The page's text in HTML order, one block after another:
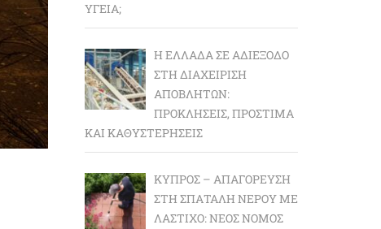
ΥΓΕΊΑ;
Η ΕΛΛΆΔΑ ΣΕ ΑΔΙΈΞΟΔΟ
ΣΤΗ ΔΙΑΧΕΊΡΙΣΗ
ΑΠΟΒΛΉΤΩΝ:
ΠΡΟΚΛΉΣΕΙΣ, ΠΡΌΣΤΙΜΑ
ΚΑΙ ΚΑΘΥΣΤΕΡΉΣΕΙΣ
ΚΎΠΡΟΣ – ΑΠΑΓΌΡΕΥΣΗ
ΣΤΗ ΣΠΑΤΆΛΗ ΝΕΡΟΎ ΜΕ
ΛΆΣΤΙΧΟ: ΝΈΟΣ ΝΌΜΟΣ